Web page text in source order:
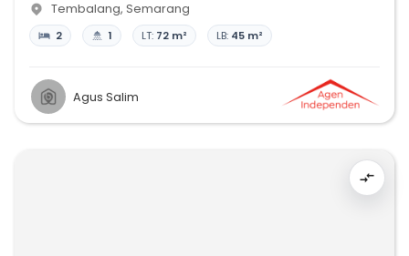
Tembalang, Semarang
2 1 LT: 72 m² LB: 45 m²
Agus Salim